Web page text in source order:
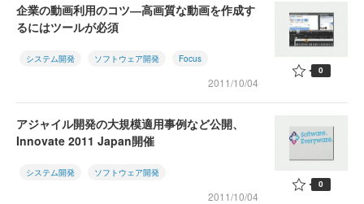
企業の動画利用のコツ―高画質な動画を作成す
るにはツールが必須
システム開発 ソフトウェア開発 Focus
2011/10/04
0
アジャイル開発の大規模適用事例など公開、
Innovate 2011 Japan開催
システム開発 ソフトウェア開発
2011/10/04
0